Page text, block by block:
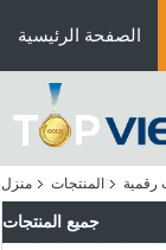
الصفحة الرئيسية
منزل المنتجات رقمية
جميع المنتجات